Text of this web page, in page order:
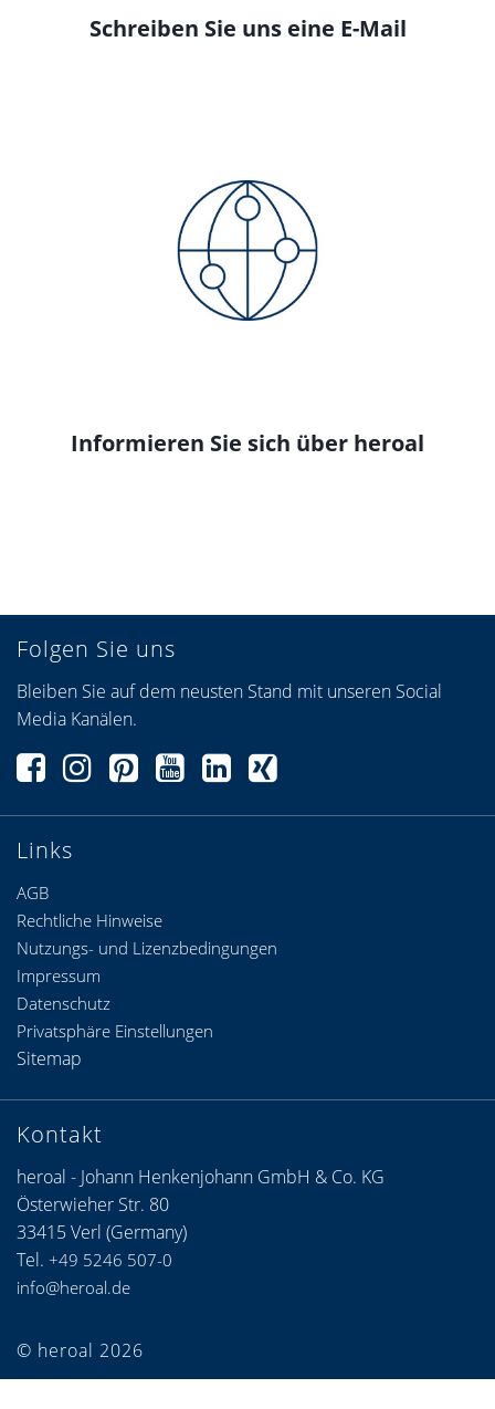
Schreiben Sie uns eine E-Mail
Informieren Sie sich über heroal
Links
AGB
Rechtliche Hinweise
Nutzungs- und Lizenzbedingungen
Folgen Sie uns
Bleiben Sie auf dem neusten Stand mit unseren Social
Media Kanälen.
Kontakt
heroal - Johann Henkenjohann GmbH & Co. KG
Österwieher Str. 80
33415 Verl (Germany)
Tel. +49 5246 507-0
info@heroal.de
Impressum
Datenschutz
Privatsphäre Einstellungen
Sitemap
© heroal 2026